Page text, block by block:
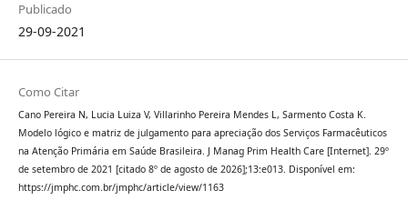
Publicado
29-09-2021
Como Citar
Cano Pereira N, Lucia Luiza V, Villarinho Pereira Mendes L, Sarmento Costa K.
Modelo lógico e matriz de julgamento para apreciação dos Serviços Farmacêuticos
na Atenção Primária em Saúde Brasileira. J Manag Prim Health Care [Internet]. 29º
de setembro de 2021 [citado 8º de agosto de 2026];13:e013. Disponível em:
https://jmphc.com.br/jmphc/article/view/1163